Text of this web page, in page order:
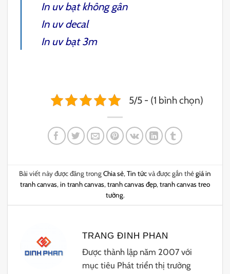
In uv bạt không gân
In uv decal
In uv bạt 3m
5/5 - (1 bình chọn)
Bài viết này được đăng trongChia sẻ,Tin tứcvà được gắn thẻgiá in
tranh canvas,in tranh canvas,tranh canvas đẹp,tranh canvas treo
tường.
TRANG ĐINH PHAN
Được thành lập năm 2007 với
mục tiêu Phát triển thị trường